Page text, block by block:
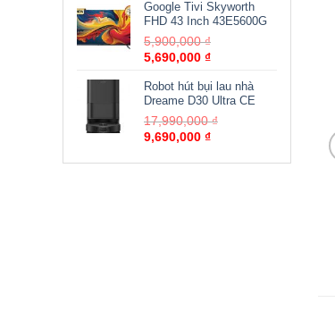
Google Tivi Skyworth
FHD 43 Inch 43E5600G
5,900,000₫
5,690,000 ₫
Robot hút bụi lau nhà
Dreame D30 Ultra CE
17,990,000₫
9,690,000 ₫